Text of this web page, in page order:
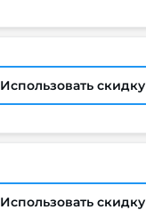
Использовать скидку
Использовать скидку